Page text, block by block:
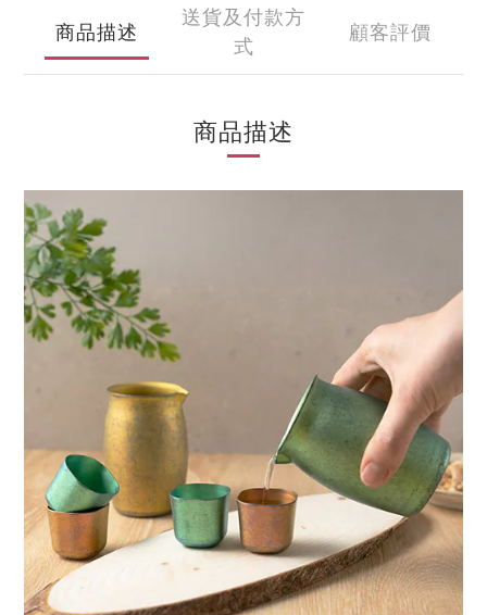
商品描述
送貨及付款方
式
顧客評價
商品描述